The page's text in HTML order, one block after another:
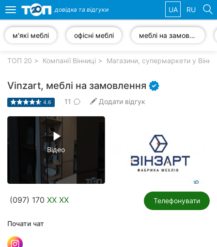
компанії
рубрики:
Стоматології
Ветеринарні
клініки
Автошколи
Ресторани
Toggle
navigation
довідка та відгуки UA RU
м'які меблі офісні меблі меблі на замовлення
ТОП 20 Компанії Вінниці Магазини, супермаркети у
Vinzart, меблі на замовлення
4.6 11 Додати відгук
play_arrow
Відео
(097) 170 XX XX Телефонувати
Почати чат